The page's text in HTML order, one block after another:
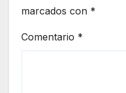
marcados con *
Comentario *